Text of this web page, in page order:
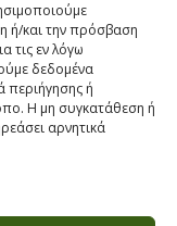
ή/και την πρόσβαση
τις εν λόγω
δεδομένα
ή
Η μη συγκατάθεση ή
αρνητικά